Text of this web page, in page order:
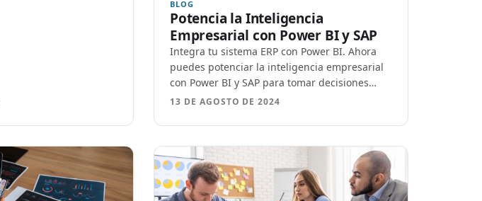
BLOG
Potencia la Inteligencia
Empresarial con Power BI y SAP
Integra tu sistema ERP con Power BI. Ahora
puedes potenciar la inteligencia empresarial
con Power BI y SAP para tomar decisiones
estratégicas
13 DE AGOSTO DE 2024